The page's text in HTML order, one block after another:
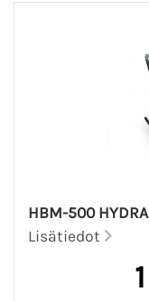
HBM-500
Lisätiedot